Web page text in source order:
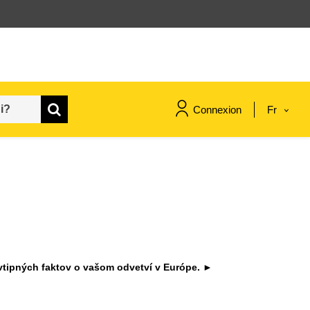
Connexion Fr
leadership du secteur public,
faktov o vašom odvetví v Európe. ►